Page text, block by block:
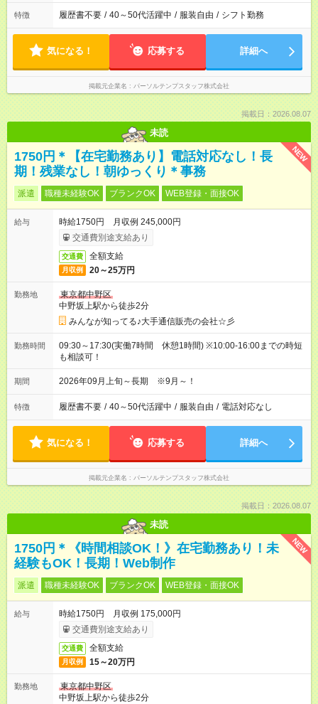
特徴 履歴書不要 / 40～50代活躍中 / 服装自由 / シフト勤務
気になる！ 応募する 詳細へ
掲載元企業名 パーソルテンプスタッフ株式会社
掲載日：2026.08.07
未読
NEW
1750円＊【在宅勤務あり】電話対応なし！長
期！残業なし！朝ゆっくり＊事務
派遣 職種未経験OK ブランクOK WEB登録・面接OK
給与
時給1750円 月収例 245,000円
交通費別途支給あり
交通費 全額支給
月収例 20～25万円
勤務地
東京都中野区
中野坂上駅から徒歩2分
みんなが知ってる♪大手通信販売の会社☆彡
勤務時間
09:30～17:30(実働7時間 休憩1時間) ※10:00-16:00までの時短
も相談可！
期間 2026年09月上旬～長期 ※9月～！
特徴 履歴書不要 / 40～50代活躍中 / 服装自由 / 電話対応なし
気になる！ 応募する 詳細へ
掲載元企業名 パーソルテンプスタッフ株式会社
掲載日：2026.08.07
未読
NEW
1750円＊《時間相談OK！》在宅勤務あり！未
経験もOK！長期！Web制作
派遣 職種未経験OK ブランクOK WEB登録・面接OK
給与
時給1750円 月収例 175,000円
交通費別途支給あり
交通費 全額支給
月収例 15～20万円
勤務地
東京都中野区
中野坂上駅から徒歩2分